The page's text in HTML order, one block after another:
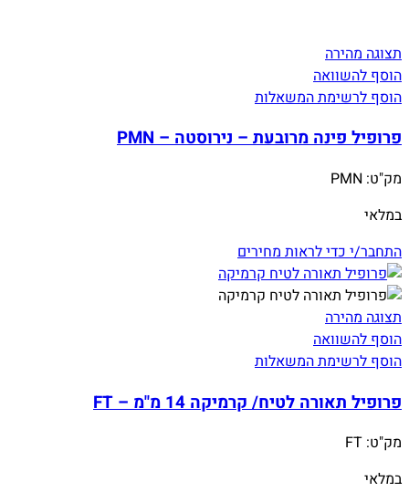
תצוגה מהירה
הוסף להשוואה
הוסף לרשימת המשאלות
פרופיל פינה מרובעת – נירוסטה – PMN
מק"ט: PMN
במלאי
התחבר/י כדי לראות מחירים
תצוגה מהירה
הוסף להשוואה
הוסף לרשימת המשאלות
פרופיל תאורה לטיח/ קרמיקה 14 מ"מ – FT
מק"ט: FT
במלאי